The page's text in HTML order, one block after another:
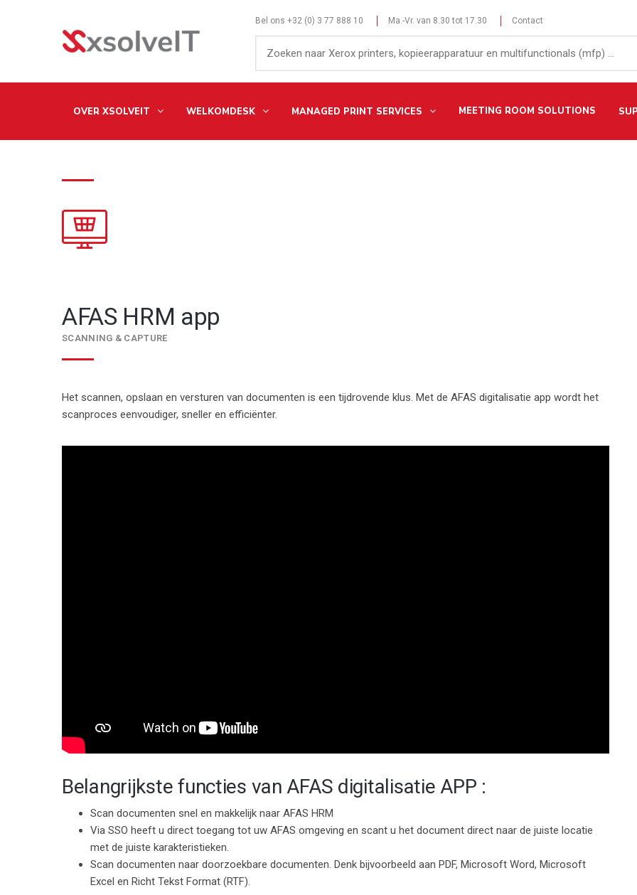
Bel ons +32 (0) 3 77 888 10 Ma.-Vr. van 8.30 tot 17.30 Contact
OVER XSOLVEIT WELKOMDESK MANAGED PRINT SERVICES MEETING ROOM SOLUTIONS
AFAS HRM app
SCANNING & CAPTURE
Het scannen, opslaan en versturen van documenten is een tijdrovende klus. Met de AFAS digitalisatie app wordt het
scanproces eenvoudiger, sneller en efficiënter.
Belangrijkste functies van AFAS digitalisatie APP :
Scan documenten snel en makkelijk naar AFAS HRM
Via SSO heeft u direct toegang tot uw AFAS omgeving en scant u het document direct naar de juiste locatie
met de juiste karakteristieken.
Scan documenten naar doorzoekbare documenten. Denk bijvoorbeeld aan PDF, Microsoft Word, Microsoft
Excel en Richt Tekst Format (RTF).